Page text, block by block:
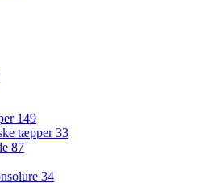
149
tæpper33
87
34